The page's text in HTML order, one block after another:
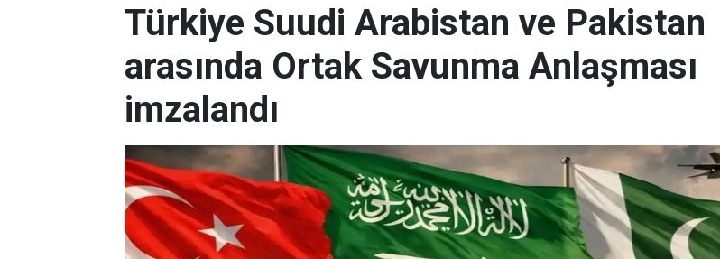
Türkiye Suudi Arabistan ve Pakistan
arasında Ortak Savunma Anlaşması
imzalandı